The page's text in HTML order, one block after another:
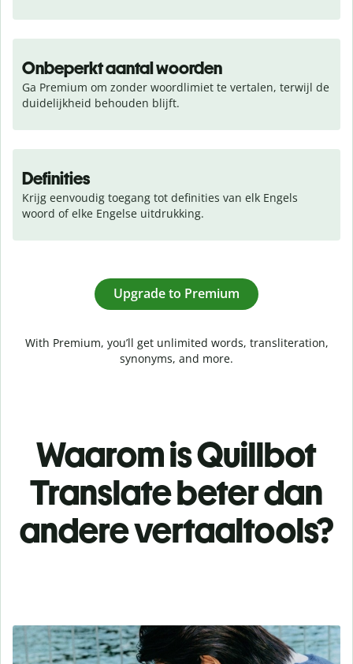
Onbeperkt aantal woorden
Ga Premium om zonder woordlimiet te vertalen, terwijl de
duidelijkheid behouden blijft.
Definities
Krijg eenvoudig toegang tot definities van elk Engels
woord of elke Engelse uitdrukking.
Upgrade to Premium
With Premium, you’ll get unlimited words, transliteration,
synonyms, and more.
Waarom is Quillbot
Translate beter dan
andere vertaaltools?